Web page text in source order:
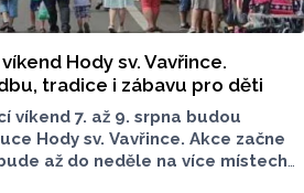
Hody sv. Vavřince.
tradice i zábavu pro děti
víkend 7. až 9. srpna budou
Hody sv. Vavřince. Akce začne
až do neděle na více místech